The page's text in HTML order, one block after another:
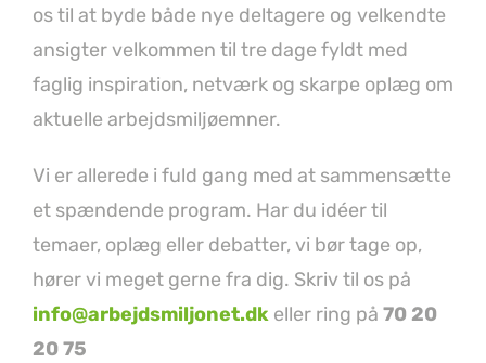
os til at byde både nye deltagere og velkendte
ansigter velkommen til tre dage fyldt med
faglig inspiration, netværk og skarpe oplæg om
aktuelle arbejdsmiljøemner.
Vi er allerede i fuld gang med at sammensætte
et spændende program. Har du idéer til
temaer, oplæg eller debatter, vi bør tage op,
hører vi meget gerne fra dig. Skriv til os på
info@arbejdsmiljonet.dk eller ring på 70 20
20 75